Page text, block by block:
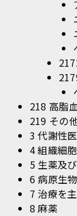
218 高脂
219 その
3 代謝性
4 組織細
5 生薬及
6 病原生
7 治療を
8 麻薬